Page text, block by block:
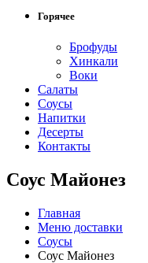
Горячее
Брофуды
Хинкали
Воки
Салаты
Соусы
Напитки
Десерты
Контакты
Соус Майонез
Главная
Меню доставки
Соусы
Соус Майонез